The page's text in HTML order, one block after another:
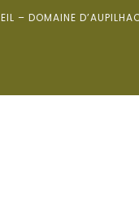
– DOMAINE